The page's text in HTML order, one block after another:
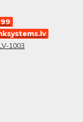
1003